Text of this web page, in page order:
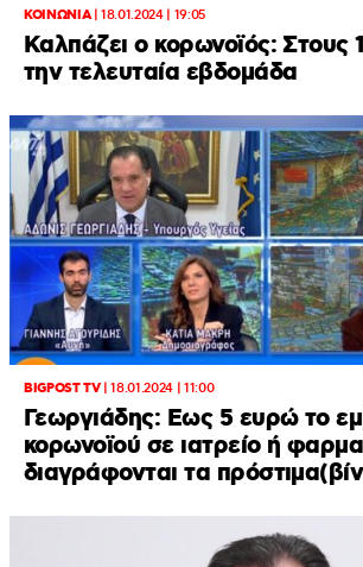
ΚΟΙΝΩΝΙΑ|18.01.2024 | 19:05
Καλπάζει ο κορωνοϊός: Στους
την τελευταία εβδομάδα
BIGPOST TV|18.01.2024 | 11:00
Γεωργιάδης: Εως 5 ευρώ το
κορωνοϊού σε ιατρείο ή
διαγράφονται τα